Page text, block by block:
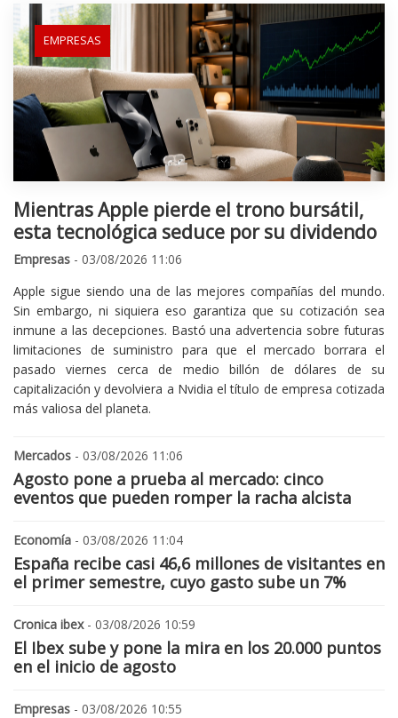
EMPRESAS
Mientras Apple pierde el trono bursátil,
esta tecnológica seduce por su dividendo
Empresas - 03/08/2026 11:06
Apple sigue siendo una de las mejores compañías del mundo.
Sin embargo, ni siquiera eso garantiza que su cotización sea
inmune a las decepciones. Bastó una advertencia sobre futuras
limitaciones de suministro para que el mercado borrara el
pasado viernes cerca de medio billón de dólares de su
capitalización y devolviera a Nvidia el título de empresa cotizada
más valiosa del planeta.
Mercados - 03/08/2026 11:06
Agosto pone a prueba al mercado: cinco
eventos que pueden romper la racha alcista
Economía - 03/08/2026 11:04
España recibe casi 46,6 millones de visitantes en
el primer semestre, cuyo gasto sube un 7%
Cronica ibex- 03/08/2026 10:59
El Ibex sube y pone la mira en los 20.000 puntos
en el inicio de agosto
Empresas - 03/08/2026 10:55